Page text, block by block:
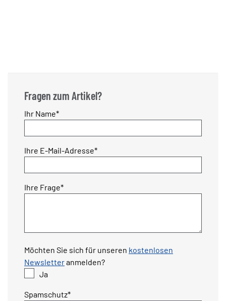
Fragen zum Artikel?
Pflichtfeld
Ihr Name*
Pflichtfeld
Ihre E-Mail-Adresse*
Pflichtfeld
Ihre Frage*
Möchten Sie sich für unseren kostenlosen
Newsletteranmelden?
Ja
Pflichtfeld
Spamschutz*